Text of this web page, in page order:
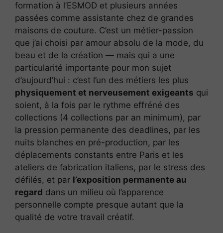
formation à l’ESMOD et plusieurs années
passées comme assistante chez de grandes
maisons de couture. C’est un métier-passion
que j’ai choisi par amour absolu de la mode, du
beau et de la création — mais qui a une
particularité importante pour mon sujet
d’aujourd’hui : c’est l’un des métiers les plus
physiquement et nerveusement exigeants qui
soient, à la fois par le rythme effréné des
collections (4 collections par an minimum), par
la pression permanente des deadlines, par les
nuits blanches en pré-production, par les
déplacements constants entre Paris et les
ateliers de fabrication italiens, par le stress des
défilés, et par l’exposition permanente au
regard dans un milieu où l’apparence
personnelle compte presque autant que la
qualité de votre travail créatif.